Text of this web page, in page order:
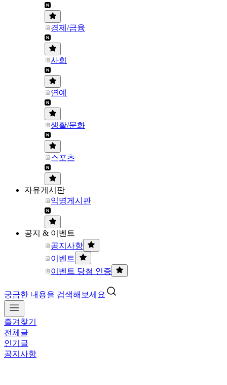
경제/금융
사회
연예
생활/문화
스포츠
자유게시판
익명게시판
공지 & 이벤트
공지사항
이벤트
이벤트 당첨 인증
궁금한 내용을 검색해보세요
즐겨찾기
전체글
인기글
공지사항